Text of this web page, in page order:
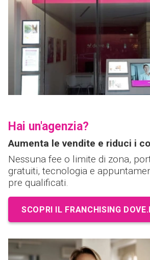
Hai un'agenzia?
Aumenta le vendite e riduci i
Nessuna fee o limite di zona,
gratuiti, tecnologia e
pre qualificati.
SCOPRI IL FRANCHISING